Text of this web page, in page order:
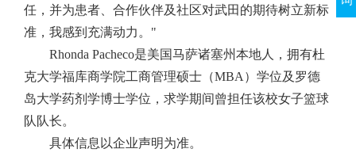
任，并为患者、合作伙伴及社区对武田的期待树立新标
准，我感到充满动力。"
Rhonda Pacheco是美国马萨诸塞州本地人，拥有杜
克大学福库商学院工商管理硕士（MBA）学位及罗德
岛大学药剂学博士学位，求学期间曾担任该校女子篮球
队队长。
具体信息以企业声明为准。